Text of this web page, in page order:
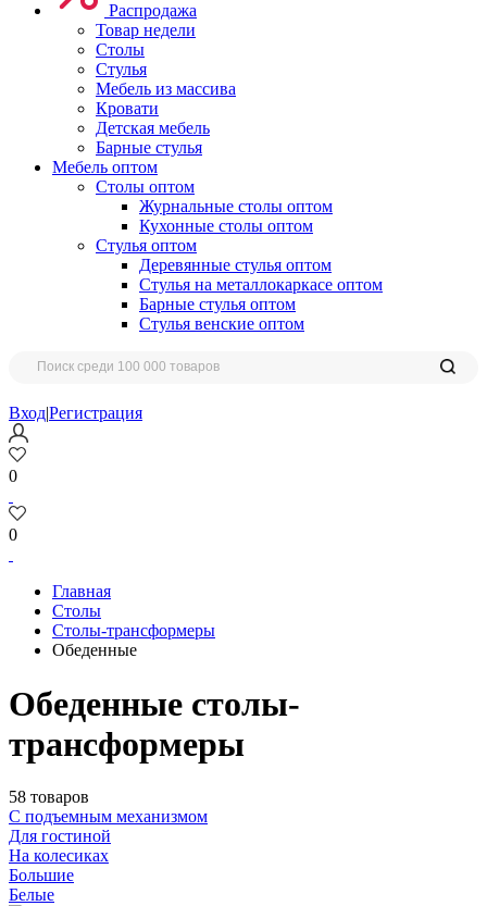
Распродажа
Товар недели
Столы
Стулья
Мебель из массива
Кровати
Детская мебель
Барные стулья
Мебель оптом
Столы оптом
Журнальные столы оптом
Кухонные столы оптом
Стулья оптом
Деревянные стулья оптом
Стулья на металлокаркасе оптом
Барные стулья оптом
Стулья венские оптом
Вход|Регистрация
0
0
Главная
Столы
Столы-трансформеры
Обеденные
Обеденные столы-
трансформеры
58 товаров
С подъемным механизмом
Для гостиной
На колесиках
Большие
Белые